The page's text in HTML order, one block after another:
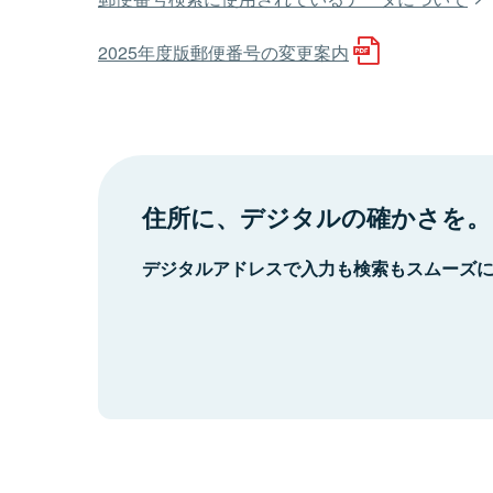
2025年度版郵便番号の変更案内
住所に、デジタルの確かさを。
デジタルアドレスで入力も検索もスムーズ